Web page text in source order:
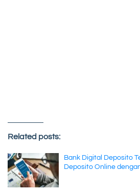
Related posts:
Bank Digital Deposito
Deposito Online